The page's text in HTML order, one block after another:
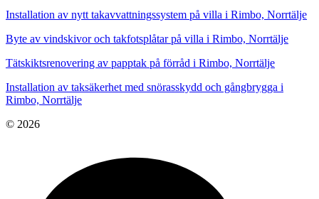
Installation av nytt takavvattningssystem på villa i Rimbo, Norrtälje
Byte av vindskivor och takfotsplåtar på villa i Rimbo, Norrtälje
Tätskiktsrenovering av papptak på förråd i Rimbo, Norrtälje
Installation av taksäkerhet med snörasskydd och gångbrygga i
Rimbo, Norrtälje
© 2026